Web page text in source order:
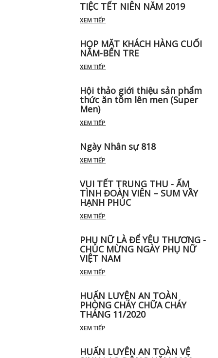
TIỆC TẾT NIÊN NĂM 2019
XEM TIẾP
HỌP MẶT KHÁCH HÀNG CUỐI
NĂM-BẾN TRE
XEM TIẾP
Hội thảo giới thiệu sản phẩm
thức ăn tôm lên men (Super
Men)
XEM TIẾP
Ngày Nhân sự 818
XEM TIẾP
VUI TẾT TRUNG THU - ẤM
TÌNH ĐOÀN VIÊN – SUM VẦY
HẠNH PHÚC
XEM TIẾP
PHỤ NỮ LÀ ĐỂ YÊU THƯƠNG -
CHÚC MỪNG NGÀY PHỤ NỮ
VIỆT NAM
XEM TIẾP
HUẤN LUYỆN AN TOÀN
PHÒNG CHÁY CHỮA CHÁY
THÁNG 11/2020
XEM TIẾP
HUẤN LUYÊN AN TOÀN VỆ